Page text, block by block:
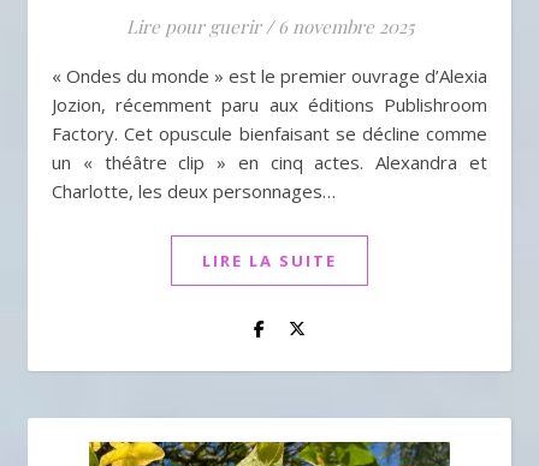
Lire pour guerir / 6 novembre 2025
« Ondes du monde » est le premier ouvrage d’Alexia
Jozion, récemment paru aux éditions Publishroom
Factory. Cet opuscule bienfaisant se décline comme
un « théâtre clip » en cinq actes. Alexandra et
Charlotte, les deux personnages…
LIRE LA SUITE